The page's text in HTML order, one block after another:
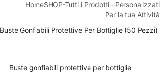
HomeSHOP-Tutti i Prodotti
Personalizzati
Per la tua Attività
Buste Gonfiabili Protettive Per Bottiglie (50 Pezzi)